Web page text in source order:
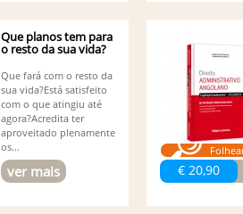
Que planos tem para
o resto da sua vida?
Que fará com o resto da
sua vida?Está satisfeito
com o que atingiu até
agora?Acredita ter
aproveitado plenamente
os...
ver mais € 20,90